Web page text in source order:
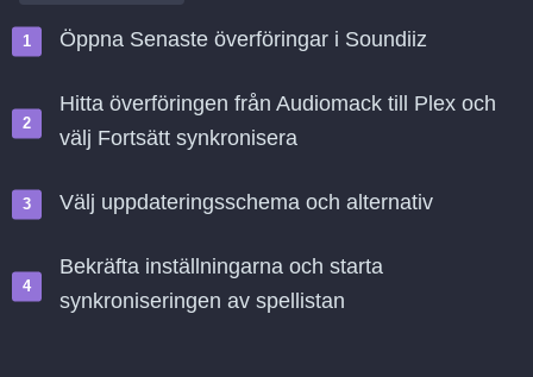
Öppna Senaste överföringar i Soundiiz
Hitta överföringen från Audiomack till Plex och
välj Fortsätt synkronisera
Välj uppdateringsschema och alternativ
Bekräfta inställningarna och starta
synkroniseringen av spellistan